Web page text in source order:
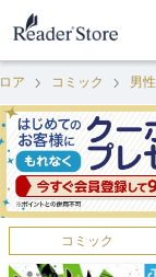
ア コミック 男
コミック